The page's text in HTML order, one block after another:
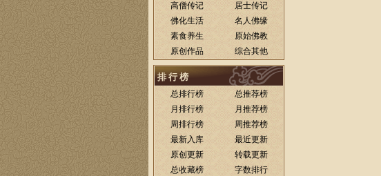
高僧传记
居士传记
佛化生活
名人佛缘
素食养生
原始佛教
原创作品
综合其他
排 行 榜
总排行榜
总推荐榜
月排行榜
月推荐榜
周排行榜
周推荐榜
最新入库
最近更新
原创更新
转载更新
总收藏榜
字数排行